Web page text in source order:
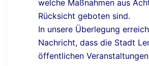
welche Maßnahmen aus
Rücksicht geboten sind.
In unsere Überlegung
Nachricht, dass die Stadt
öffentlichen